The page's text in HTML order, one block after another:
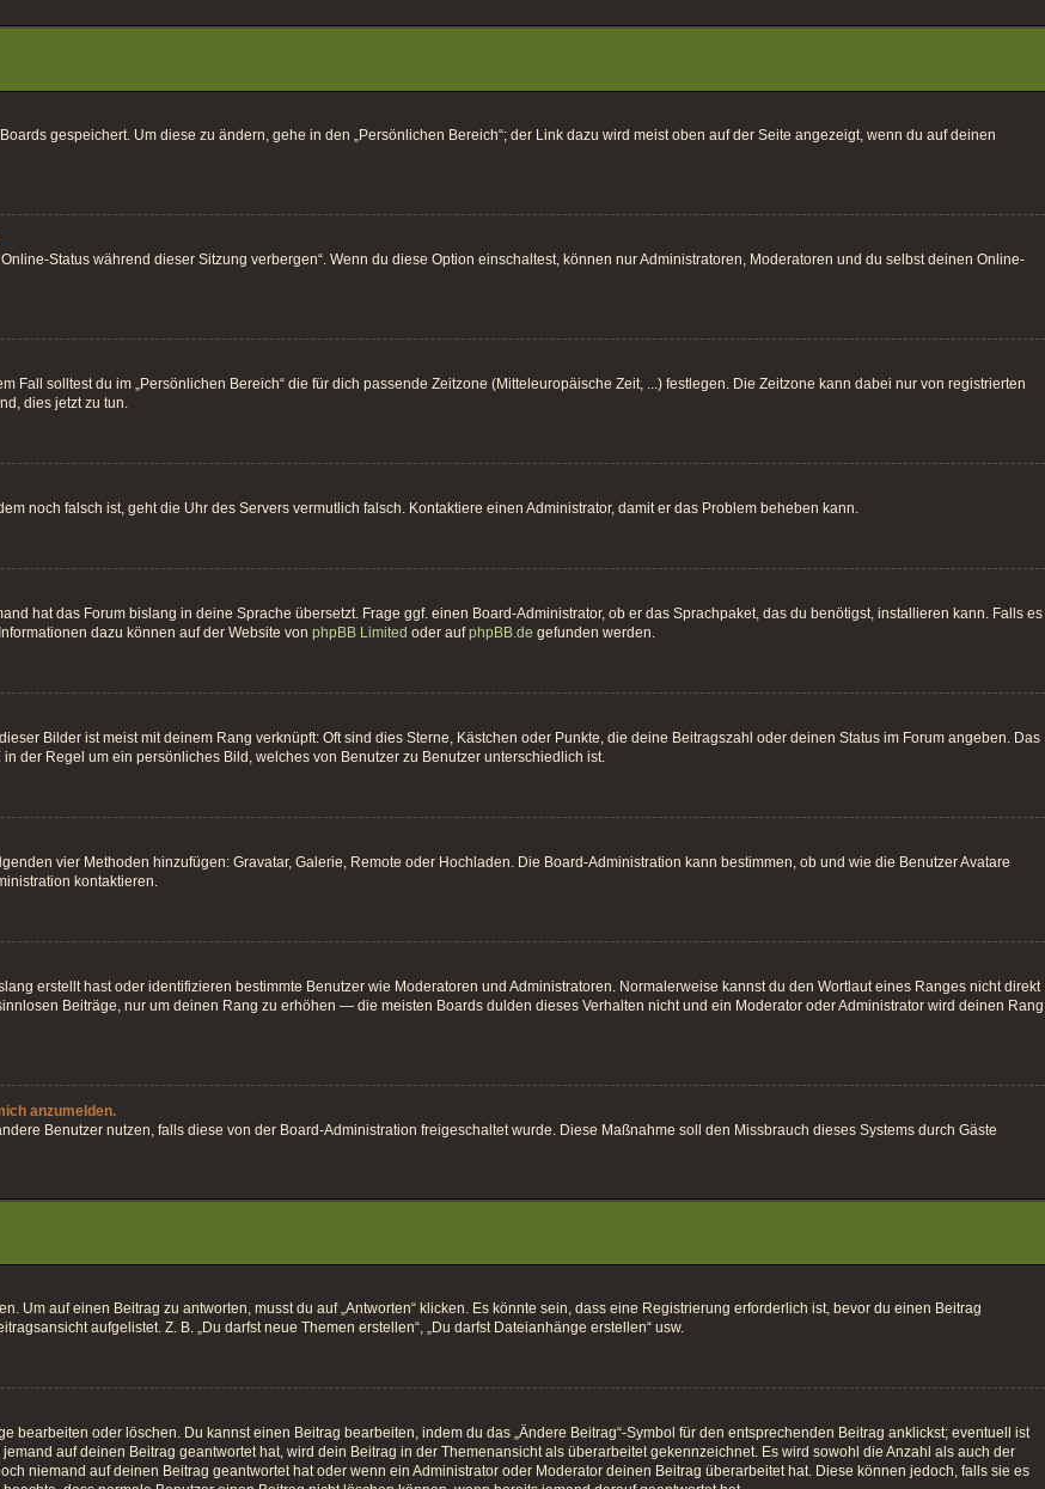
gespeichert. Um diese zu ändern, gehe in den „Persönlichen Bereich“; der Link dazu wird meist oben auf der Seite angezeigt, wenn du auf deinen
Status während dieser Sitzung verbergen“. Wenn du diese Option einschaltest, können nur Administratoren, Moderatoren und du selbst deinen Online-
solltest du im „Persönlichen Bereich“ die für dich passende Zeitzone (Mitteleuropäische Zeit, ...) festlegen. Die Zeitzone kann dabei nur von registrierten
dies jetzt zu tun.
noch falsch ist, geht die Uhr des Servers vermutlich falsch. Kontaktiere einen Administrator, damit er das Problem beheben kann.
hat das Forum bislang in deine Sprache übersetzt. Frage ggf. einen Board-Administrator, ob er das Sprachpaket, das du benötigst, installieren kann. Falls es
dazu können auf der Website von phpBB Limited oder aufphpBB.de gefunden werden.
Bilder ist meist mit deinem Rang verknüpft: Oft sind dies Sterne, Kästchen oder Punkte, die deine Beitragszahl oder deinen Status im Forum angeben. Das
der Regel um ein persönliches Bild, welches von Benutzer zu Benutzer unterschiedlich ist.
vier Methoden hinzufügen: Gravatar, Galerie, Remote oder Hochladen. Die Board-Administration kann bestimmen, ob und wie die Benutzer Avatare
kontaktieren.
erstellt hast oder identifizieren bestimmte Benutzer wie Moderatoren und Administratoren. Normalerweise kannst du den Wortlaut eines Ranges nicht direkt
Beiträge, nur um deinen Rang zu erhöhen — die meisten Boards dulden dieses Verhalten nicht und ein Moderator oder Administrator wird deinen Rang
anzumelden.
Benutzer nutzen, falls diese von der Board-Administration freigeschaltet wurde. Diese Maßnahme soll den Missbrauch dieses Systems durch Gäste
Um auf einen Beitrag zu antworten, musst du auf „Antworten“ klicken. Es könnte sein, dass eine Registrierung erforderlich ist, bevor du einen Beitrag
aufgelistet. Z. B. „Du darfst neue Themen erstellen“, „Du darfst Dateianhänge erstellen“ usw.
bearbeiten oder löschen. Du kannst einen Beitrag bearbeiten, indem du das „Ändere Beitrag“-Symbol für den entsprechenden Beitrag anklickst; eventuell ist
auf deinen Beitrag geantwortet hat, wird dein Beitrag in der Themenansicht als überarbeitet gekennzeichnet. Es wird sowohl die Anzahl als auch der
niemand auf deinen Beitrag geantwortet hat oder wenn ein Administrator oder Moderator deinen Beitrag überarbeitet hat. Diese können jedoch, falls sie es